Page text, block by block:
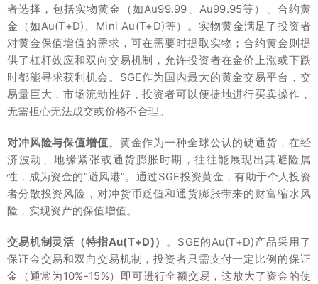
者选择，包括实物黄金（如Au99.99、Au99.95等）、合约黄
金（如Au(T+D)、Mini Au(T+D)等）。实物黄金满足了投资者
对黄金保值增值的需求，可在需要时提取实物；合约黄金则提
供了杠杆效应和双向交易机制，允许投资者在金价上涨或下跌
时都能寻求获利机会。SGE作为国内最大的黄金交易平台，交
易量巨大，市场流动性好，投资者可以便捷地进行买卖操作，
无需担心无法成交或价格不合理。
对冲风险与保值增值。黄金作为一种全球公认的硬通货，在经
济波动、地缘紧张或通货膨胀时期，往往能展现出其避险属
性，成为资金的“避风港”。通过SGE投资黄金，有助于个人投资
者分散投资风险，对冲货币贬值和通货膨胀带来的财富缩水风
险，实现资产的保值增值。
交易机制灵活（特指Au(T+D)） 。SGE的Au(T+D)产品采用了
保证金交易和双向交易机制，投资者只需支付一定比例的保证
金（通常为10%-15%）即可进行全额交易，这放大了资金的使